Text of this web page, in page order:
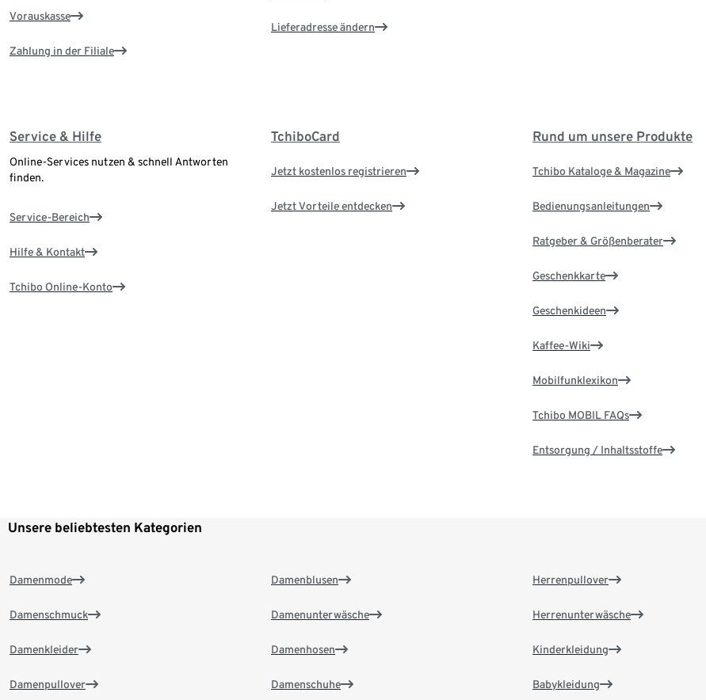
Vorauskasse
Zahlung in der Filiale
Lieferadresse ändern
Service & Hilfe
Online-Services nutzen & schnell Antworten
finden.
Service-Bereich
Hilfe & Kontakt
Tchibo Online-Konto
TchiboCard
Jetzt kostenlos registrieren
Jetzt Vorteile entdecken
Rund um unsere Produkte
Tchibo Kataloge & Magazine
Bedienungsanleitungen
Ratgeber & Größenberater
Geschenkkarte
Geschenkideen
Kaffee-Wiki
Mobilfunklexikon
Tchibo MOBIL FAQs
Entsorgung / Inhaltsstoffe
Unsere beliebtesten Kategorien
Damenmode
Damenschmuck
Damenkleider
Damenpullover
Damenblusen
Damenunterwäsche
Damenhosen
Damenschuhe
Herrenpullover
Herrenunterwäsche
Kinderkleidung
Babykleidung